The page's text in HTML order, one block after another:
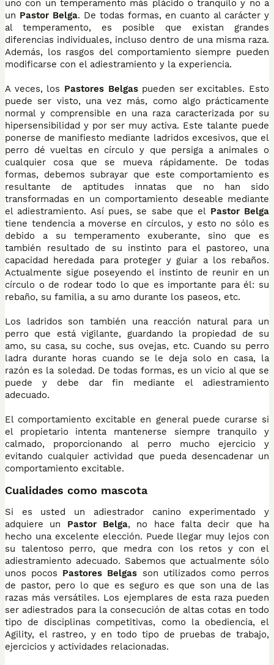
uno con un temperamento más plácido o tranquilo y no a
un Pastor Belga. De todas formas, en cuanto al carácter y
al temperamento, es posible que existan grandes
diferencias individuales, incluso dentro de una misma raza.
Además, los rasgos del comportamiento siempre pueden
modificarse con el adiestramiento y la experiencia.
A veces, los Pastores Belgaspueden ser excitables. Esto
puede ser visto, una vez más, como algo prácticamente
normal y comprensible en una raza caracterizada por su
hipersensibilidad y por ser muy activa. Este talante puede
ponerse de manifiesto mediante ladridos excesivos, que el
perro dé vueltas en círculo y que persiga a animales o
cualquier cosa que se mueva rápidamente. De todas
formas, debemos subrayar que este comportamiento es
resultante de aptitudes innatas que no han sido
transformadas en un comportamiento deseable mediante
el adiestramiento. Así pues, se sabe que el Pastor Belga
tiene tendencia a moverse en círculos, y esto no sólo es
debido a su temperamento exuberante, sino que es
también resultado de su instinto para el pastoreo, una
capacidad heredada para proteger y guiar a los rebaños.
Actualmente sigue poseyendo el instinto de reunir en un
círculo o de rodear todo lo que es importante para él: su
rebaño, su familia, a su amo durante los paseos, etc.
Los ladridos son también una reacción natural para un
perro que está vigilante, guardando la propiedad de su
amo, su casa, su coche, sus ovejas, etc. Cuando su perro
ladra durante horas cuando se le deja solo en casa, la
razón es la soledad. De todas formas, es un vicio al que se
puede y debe dar fin mediante el adiestramiento
adecuado.
El comportamiento excitable en general puede curarse si
el propietario intenta mantenerse siempre tranquilo y
calmado, proporcionando al perro mucho ejercicio y
evitando cualquier actividad que pueda desencadenar un
comportamiento excitable.
Cualidades como mascota
Si es usted un adiestrador canino experimentado y
adquiere un Pastor Belga, no hace falta decir que ha
hecho una excelente elección. Puede llegar muy lejos con
su talentoso perro, que medra con los retos y con el
adiestramiento adecuado. Sabemos que actualmente sólo
unos pocos Pastores Belgas son utilizados como perros
de pastor, pero lo que es seguro es que son una de las
razas más versátiles. Los ejemplares de esta raza pueden
ser adiestrados para la consecución de altas cotas en todo
tipo de disciplinas competitivas, como la obediencia, el
Agility, el rastreo, y en todo tipo de pruebas de trabajo,
ejercicios y actividades relacionadas.